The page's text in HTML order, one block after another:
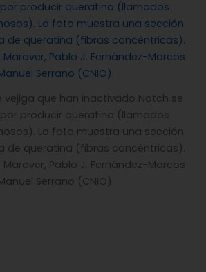
vejiga que han inactivado Notch se
producir queratina (llamados
La foto muestra una sección
de queratina (fibras concéntricas).
Pablo J. Fernández-Marcos
Serrano (CNIO).